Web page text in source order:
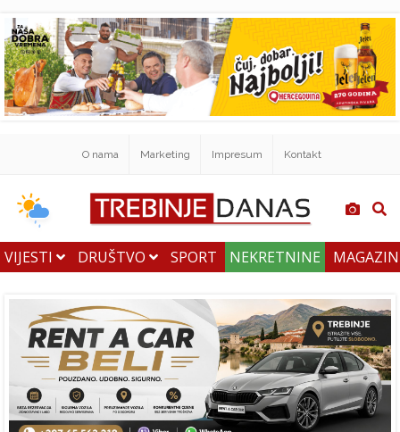
O nama Marketing Impresum Kontakt
VIJESTI DRUŠTVO SPORT NEKRETNINE